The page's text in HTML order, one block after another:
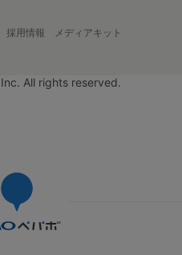
採用情報 メディアキット
All rights reserved.